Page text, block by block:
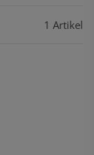
1 Artikel